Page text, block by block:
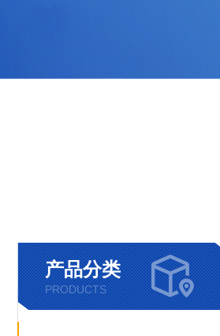
产品分类
PRODUCTS